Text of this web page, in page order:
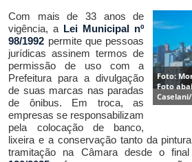
Foto:
Foto
Com mais de 33 anos de
vigência, a Lei Municipal nº
98/1992 permite que pessoas
jurídicas assinem termos de
permissão de uso com a
Prefeitura para a divulgação
de suas marcas nas paradas
de ônibus. Em troca, as
empresas se responsabilizam
pela colocação debanco,
lixeira e a conservação tanto da
tramitação na Câmara desde o